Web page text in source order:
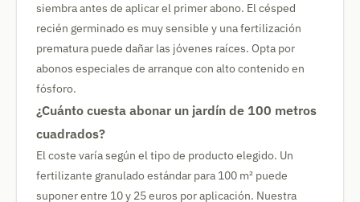
siembra antes de aplicar el primer abono. El césped
recién germinado es muy sensible y una fertilización
prematura puede dañar las jóvenes raíces. Opta por
abonos especiales de arranque con alto contenido en
fósforo.
¿Cuánto cuesta abonar un jardín de 100 metros
cuadrados?
El coste varía según el tipo de producto elegido. Un
fertilizante granulado estándar para 100 m² puede
suponer entre 10 y 25 euros por aplicación. Nuestra